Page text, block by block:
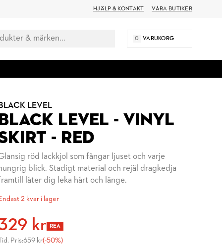
HJÄLP & KONTAKT VÅRA BUTIKER
0 VARUKORG
BLACK LEVEL
BLACK LEVEL - VINYL
- RED
röd lackkjol som fångar ljuset och varje
blick. Stadigt material och rejäl dragkedja
låter dig leka hårt och länge.
2 kvar i lager
kr REA
Tid. Pris:659 kr(-50%)